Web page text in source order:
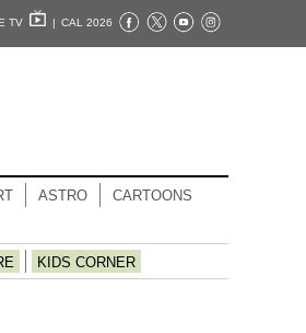
TV | CAL 2026
ASTRO CARTOONS
KIDS CORNER